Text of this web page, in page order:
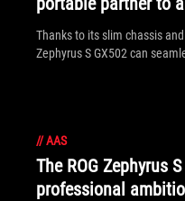
Thanks to its slim chassis
Zephyrus S GX502 can
//AAS
The ROG Zephyrus
professional